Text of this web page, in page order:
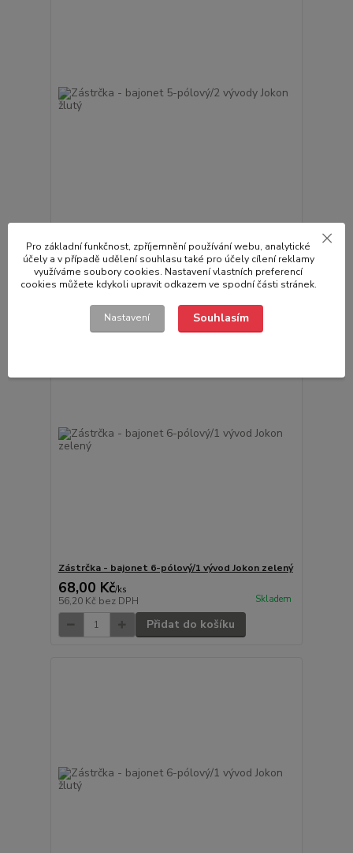
65,00 Kč/ks
53,72 Kčbez DPH Skladem
Přidat do košíku
Zástrčka - bajonet 6-pólový/1 vývod Jokon zelený
68,00 Kč/ks
56,20 Kč bez DPH Skladem
Přidat do košíku
Pro základní funkčnost, zpříjemnění používání webu, analytické
účely a v případě udělení souhlasu také pro účely cílení reklamy
využíváme soubory cookies. Nastavení vlastních preferencí
cookies můžete kdykoli upravit odkazem ve spodní části stránek.
Nastavení Souhlasím